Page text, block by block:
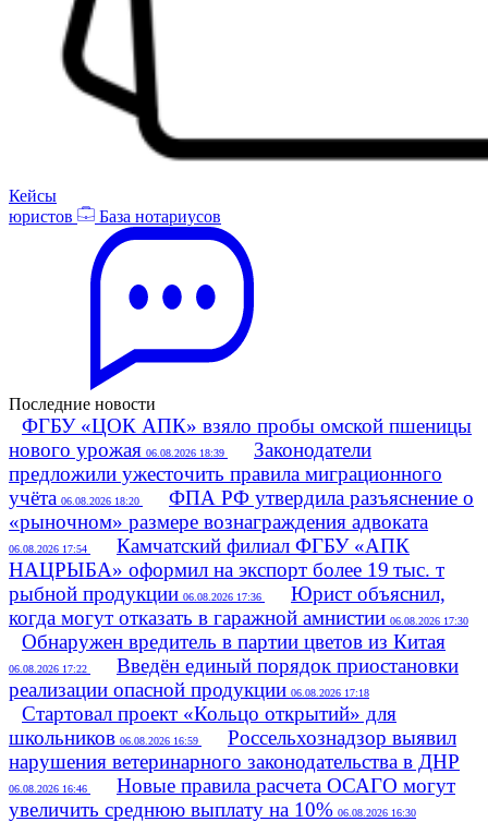
Кейсы
юристов
База нотариусов
Последние новости
ФГБУ «ЦОК АПК» взяло пробы омской пшеницы
нового урожая 06.08.2026 18:39
Законодатели
предложили ужесточить правила миграционного
учёта 06.08.2026 18:20
ФПА РФ утвердила разъяснение о
«рыночном» размере вознаграждения адвоката
06.08.2026 17:54
Камчатский филиал ФГБУ «АПК
НАЦРЫБА» оформил на экспорт более 19 тыс. т
рыбной продукции 06.08.2026 17:36
Юрист объяснил,
когда могут отказать в гаражной амнистии 06.08.2026 17:30
Обнаружен вредитель в партии цветов из Китая
06.08.2026 17:22
Введён единый порядок приостановки
реализации опасной продукции 06.08.2026 17:18
Стартовал проект «Кольцо открытий» для
школьников 06.08.2026 16:59
Россельхознадзор выявил
нарушения ветеринарного законодательства в ДНР
06.08.2026 16:46
Новые правила расчета ОСАГО могут
увеличить среднюю выплату на 10% 06.08.2026 16:30